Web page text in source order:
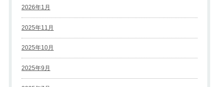
2026年1月
2025年11月
2025年10月
2025年9月